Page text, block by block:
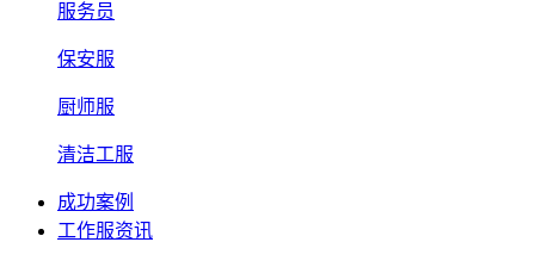
服务员
保安服
厨师服
清洁工服
成功案例
工作服资讯